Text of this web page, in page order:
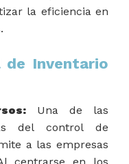
la eficiencia en
de Inventario
Una de las
del control de
a las empresas